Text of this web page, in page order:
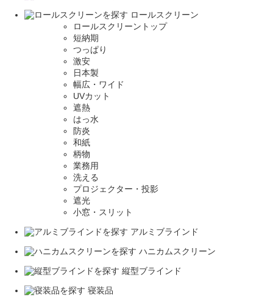
ロールスクリーン
ロールスクリーントップ
短納期
つっぱり
激安
日本製
幅広・ワイド
UVカット
遮熱
はっ水
防炎
和紙
柄物
業務用
洗える
プロジェクター・投影
遮光
小窓・スリット
アルミブラインド
ハニカムスクリーン
縦型ブラインド
寝装品